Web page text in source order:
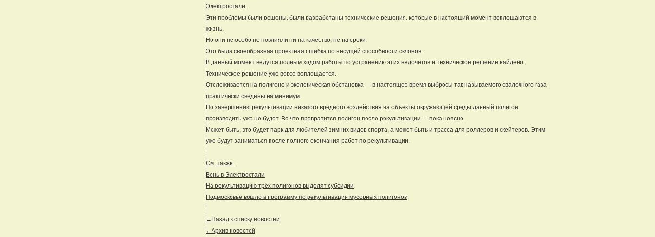
Электростали.
Эти проблемы были решены, были разработаны технические решения, которые в настоящий момент воплощаются в
жизнь.
Но они не особо не повлияли ни на качество, не на сроки.
Это была своеобразная проектная ошибка по несущей способности склонов.
В данный момент ведутся полным ходом работы по устранению этих недочётов и техническое решение найдено.
Техническое решение уже вовсе воплощается.
Отслеживается на полигоне и экологическая обстановка — в настоящее время выбросы так называемого свалочного газа
практически сведены на минимум.
По завершению рекультивации никакого вредного воздействия на объекты окружающей среды данный полигон
производить уже не будет. Во что превратится полигон после рекультивации — пока неясно.
Может быть, это будет парк для любителей зимних видов спорта, а может быть и трасса для роллеров и скейтеров. Этим
уже будут заниматься после полного окончания работ по рекультивации.
См. также:
Вонь в Электростали
На рекультивацию трёх полигонов выделят субсидии
Подмосковье вошло в программу по рекультивации мусорных полигонов
←Назад к списку новостей
←Архив новостей